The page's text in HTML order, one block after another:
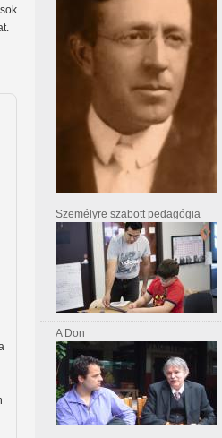
Személyre szabott pedagógia
A Don